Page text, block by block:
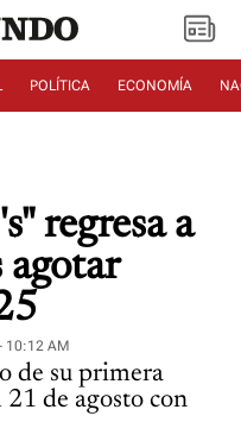
POLÍTICA ECONOMÍA
regresa a
agotar
10:12 AM
de su primera
de agosto con